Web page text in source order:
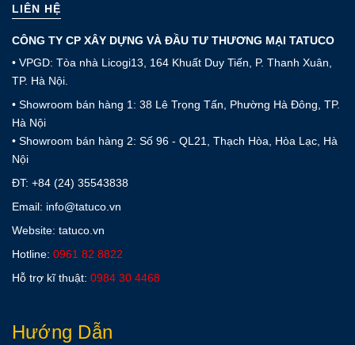
LIÊN HỆ
CÔNG TY CP XÂY DỰNG VÀ ĐẦU TƯ THƯƠNG MẠI TATUCO
• VPGD: Tòa nhà Licogi13, 164 Khuất Duy Tiến, P. Thanh Xuân,
TP. Hà Nội.
• Showroom bán hàng 1: 38 Lê Trọng Tấn, Phường Hà Đông, TP.
Hà Nội
• Showroom bán hàng 2: Số 96 - QL21, Thạch Hòa, Hòa Lạc, Hà
Nội
ĐT: +84 (24) 35543838
Email: info@tatuco.vn
Website: tatuco.vn
Hotline: 0961 82 8822
Hỗ trợ kĩ thuật: 0984 30 4468
Hướng Dẫn